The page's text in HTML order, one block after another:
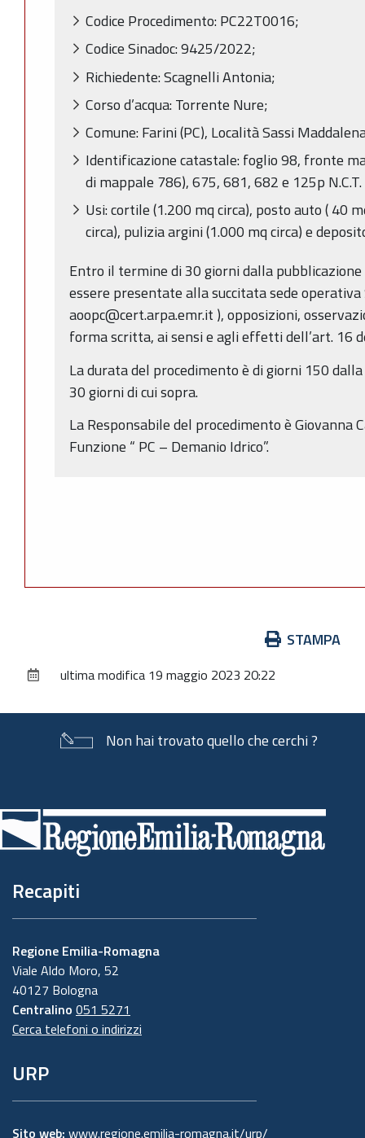
Codice Procedimento: PC22T0016;
Codice Sinadoc: 9425/2022;
Richiedente: Scagnelli Antonia;
Corso d’acqua: Torrente Nure;
Comune: Farini (PC), Località Sassi
Identificazione catastale: foglio 98, fronte
di mappale 786), 675, 681, 682 e 125p
Usi: cortile (1.200 mq circa), posto auto ( 40
circa), pulizia argini (1.000 mq circa) e
Entro il termine di 30 giorni dalla
essere presentate alla succitata sede operativa
aoopc@cert.arpa.emr.it ), opposizioni,
forma scritta, ai sensi e agli effetti dell’art. 16
La durata del procedimento è di giorni 150
30 giorni di cui sopra.
La Responsabile del procedimento è Giovanna
Funzione “ PC – Demanio Idrico”.
documento
STAMPA
ultima modifica 19 maggio 2023 20:22
Non hai trovato quello che cerchi ?
di
pagina
Recapiti
Regione Emilia-Romagna
Viale Aldo Moro, 52
40127 Bologna
Centralino 051 5271
Cerca telefoni o indirizzi
URP
Sito web: www.regione.emilia-romagna.it/urp/